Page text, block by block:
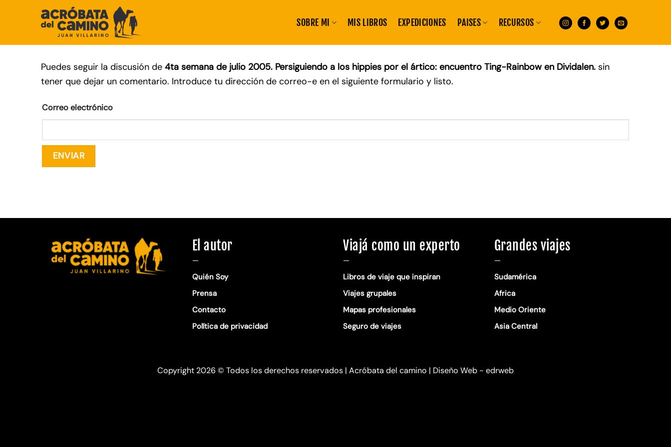
SOBRE MI MIS LIBROS EXPEDICIONES PAISES RECURSOS
Puedes seguir la discusión de 4ta semana de julio 2005. Persiguiendo a los hippies por el ártico: encuentro Ting-Rainbow en Dividalen. sin
tener que dejar un comentario. Introduce tu dirección de correo-e en el siguiente formulario y listo.
Correo electrónico
El autor
—
Quién Soy
Prensa
Contacto
Política de privacidad
Viajá como un experto
—
Libros de viaje que inspiran
Viajes grupales
Mapas profesionales
Seguro de viajes
Grandes viajes
—
Sudamérica
Africa
Medio Oriente
Asia Central
Copyright 2026 © Todos los derechos reservados | Acróbata del camino | Diseño Web - edrweb